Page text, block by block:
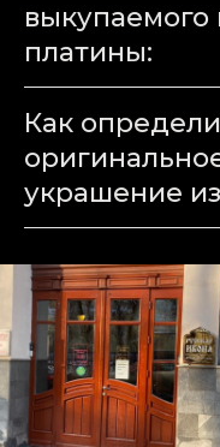
выкупаемого
платины:
Как
украшение